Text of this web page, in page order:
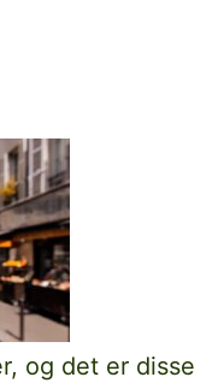
og det er disse